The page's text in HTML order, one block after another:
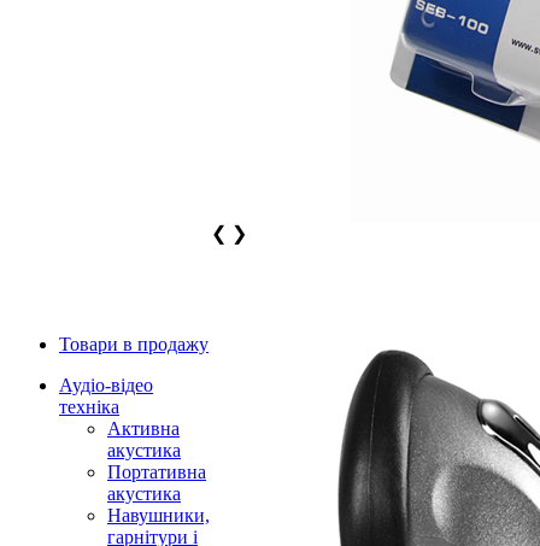
Товари в продажу
Аудіо-відео
техніка
Активна
акустика
Портативна
акустика
Навушники,
гарнітури і
❮ ❯